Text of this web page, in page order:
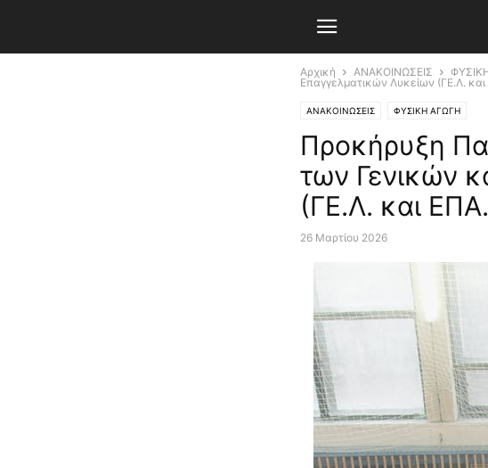
Αρχική ΑΝΑΚΟΙΝΩΣΕΙΣ
Επαγγελματικών Λυκείων (ΓΕ.Λ.
ΑΝΑΚΟΙΝΩΣΕΙΣ ΦΥΣΙΚΗ ΑΓΩΓΗ
Προκήρυξη
των Γενικών
(ΓΕ.Λ. και
26 Μαρτίου 2026